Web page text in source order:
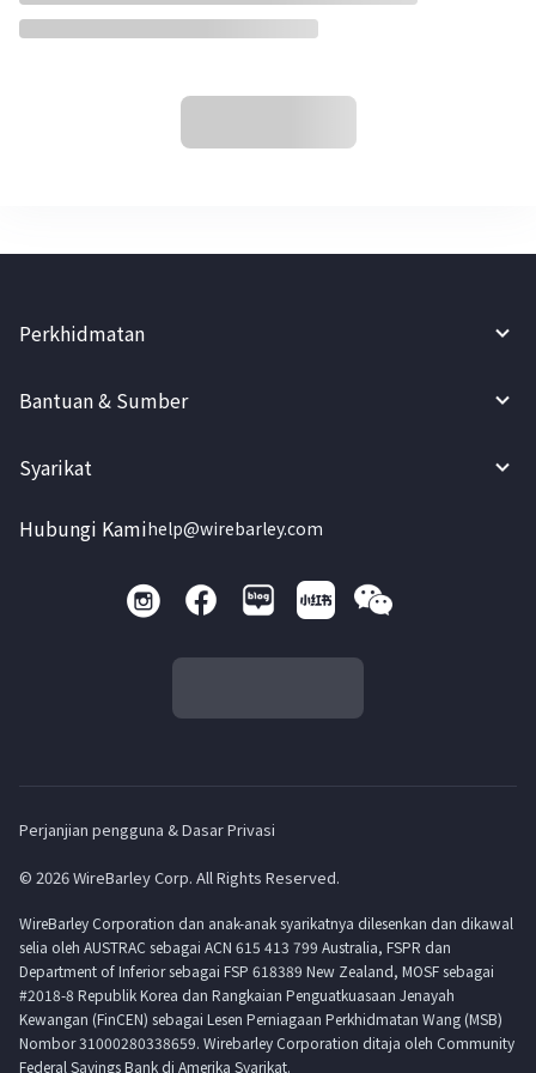
Perkhidmatan
Bantuan & Sumber
Syarikat
Hubungi Kamihelp@wirebarley.com
Perjanjian pengguna & Dasar Privasi
© 2026 WireBarley Corp. All Rights Reserved.
WireBarley Corporation dan anak-anak syarikatnya dilesenkan dan dikawal
selia oleh AUSTRAC sebagai ACN 615 413 799 Australia, FSPR dan
Department of Inferior sebagai FSP 618389 New Zealand, MOSF sebagai
#2018-8 Republik Korea dan Rangkaian Penguatkuasaan Jenayah
Kewangan (FinCEN) sebagai Lesen Perniagaan Perkhidmatan Wang (MSB)
Nombor 31000280338659. Wirebarley Corporation ditaja oleh Community
Federal Savings Bank di Amerika Syarikat.